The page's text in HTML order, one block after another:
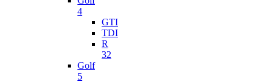
4
GTI
TDI
R
32
Golf
5